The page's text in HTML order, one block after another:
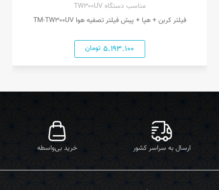
مناسب دستگاه TW۳۰۰UV
فیلتر کربن + هپا + پیش فیلتر تصفیه هوا TM-TW۳۰۰UV
۵.۱۹۳.۱۰۰ تومان
ارسال به سراسر کشور خرید بی‌واسطه